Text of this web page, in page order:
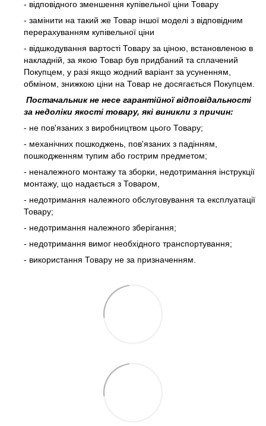
- відповідного зменшення купівельної ціни Товару
- замінити на такий же Товар іншої моделі з відповідним
перерахуванням купівельної ціни
- відшкодування вартості Товару за ціною, встановленою в
накладній, за якою Товар був придбаний та сплачений
Покупцем, у разі якщо жодний варіант за усуненням,
обміном, знижкою ціни на Товар не досягається Покупцем.
Постачальник не несе гарантійної відповідальності
за недоліки якості товару, які виникли з причин:
- не пов'язаних з виробництвом цього Товару;
- механічних пошкоджень, пов'язаних з падінням,
пошкодженням тупим або гострим предметом;
- неналежного монтажу та зборки, недотримання інструкції
монтажу, що надається з Товаром,
- недотримання належного обслуговування та експлуатації
Товару;
- недотримання належного зберігання;
- недотримання вимог необхідного транспортування;
- використання Товару не за призначенням.